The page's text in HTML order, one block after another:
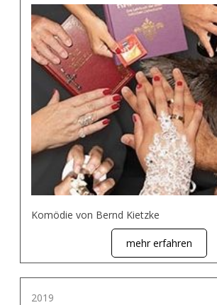
Komödie von Bernd Kietzke
mehr erfahren
2019